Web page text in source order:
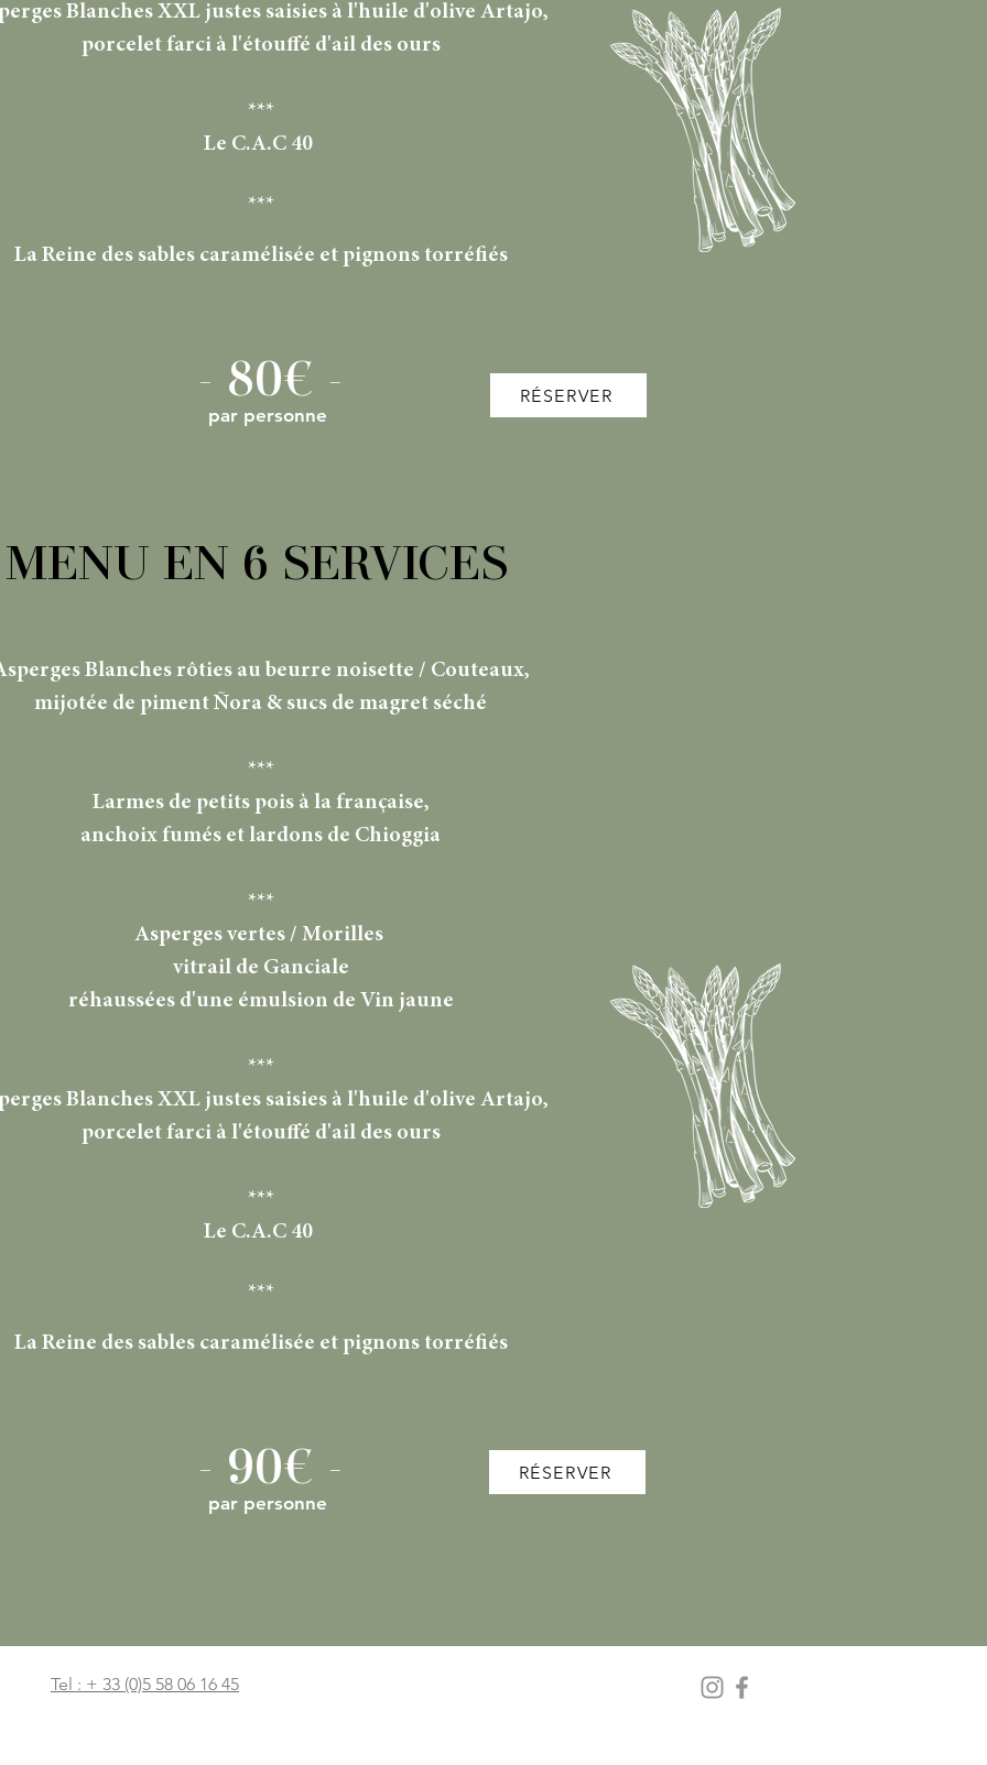
Blanches XXL justes saisies à l'huile d'olive Artajo,
porcelet farci à l'étouffé d'ail des ours
***
Le C.A.C 40
***
La Reine des sables caramélisée et pignons torréfiés
- 80€ -
par personne
RÉSERVER
MENU EN 6 SERVICES
Blanches rôties au beurre noisette / Couteaux,
mijotée de piment Ñora & sucs de magret séché
***
Larmes de petits pois à la française,
anchoix fumés et lardons de Chioggia
***
Asperges vertes / Morilles
vitrail de Ganciale
réhaussées d'une émulsion de Vin jaune
***
Blanches XXL justes saisies à l'huile d'olive Artajo,
porcelet farci à l'étouffé d'ail des ours
***
Le C.A.C 40
***
La Reine des sables caramélisée et pignons torréfiés
- 90€ -
par personne
RÉSERVER
Tel : + 33 (0)5 58 06 16 45